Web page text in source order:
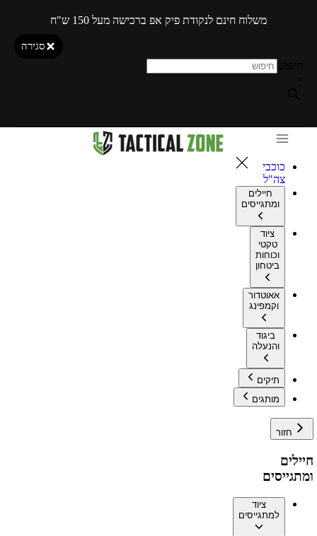
משלוח חינם לנקודת פיק אפ ברכישה מעל 150 ש"ח
סגירה
כוכבי
צה"ל
חיילים
ומתגייסים
ציוד
טקטי
וכוחות
ביטחון
אאוטדור
וקמפינג
ביגוד
והנעלה
תיקים
מותגים
חזור
חיילים
ומתגייסים
ציוד
למתגייסים